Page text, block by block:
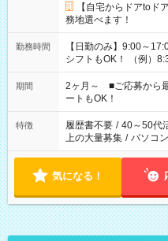
【自宅からドアtoド
務地選べます！
勤務時間
【日勤のみ】9:00～17:00（休憩60分
シフトもOK！ （例
「家族とお休みを合わ
など、あなたのご希望に
ーク希望の方へ 今ご覧
のお仕事の勤務時間。
ません
期間
2ヶ月～ ■ご応募から
ートもOK！
特徴 履歴書不要 / 40～50代
上の大量募集 / パソコ
気になる！